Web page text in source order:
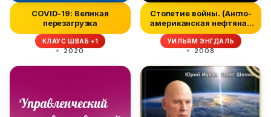
COVID-19: Великая
перезагрузка
КЛАУС ШВАБ +1
2020
Столетие войны. (Англо-
американская нефтяная
полит...
УИЛЬЯМ ЭНГДАЛЬ
2008